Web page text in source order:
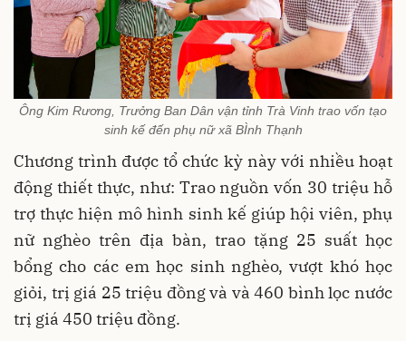
Ông Kim Rương, Trưởng Ban Dân vận tỉnh Trà Vinh trao vốn tạo
sinh kế đến phụ nữ xã BÌnh Thạnh
Chương trình được tổ chức kỳ này với nhiều hoạt
động thiết thực, như: Trao nguồn vốn 30 triệu hỗ
trợ thực hiện mô hình sinh kế giúp hội viên, phụ
nữ nghèo trên địa bàn, trao tặng 25 suất học
bổng cho các em học sinh nghèo, vượt khó học
giỏi, trị giá 25 triệu đồng và và 460 bình lọc nước
trị giá 450 triệu đồng.